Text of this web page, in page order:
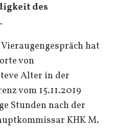
des
hat
von
Alter in der
vom 15.11.2019
Stunden nach der
KHK M.